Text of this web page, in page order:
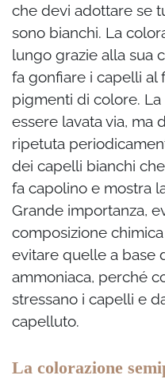
che devi adottare se
sono bianchi. La
lungo grazie alla sua
fa gonfiare i capelli al
pigmenti di colore.
essere lavata via, ma
ripetuta
dei capelli bianchi
fa capolino e mostra
Grande importanza,
composizione
evitare quelle a base
ammoniaca, perché
stressano i capelli e
capelluto.
La colorazione